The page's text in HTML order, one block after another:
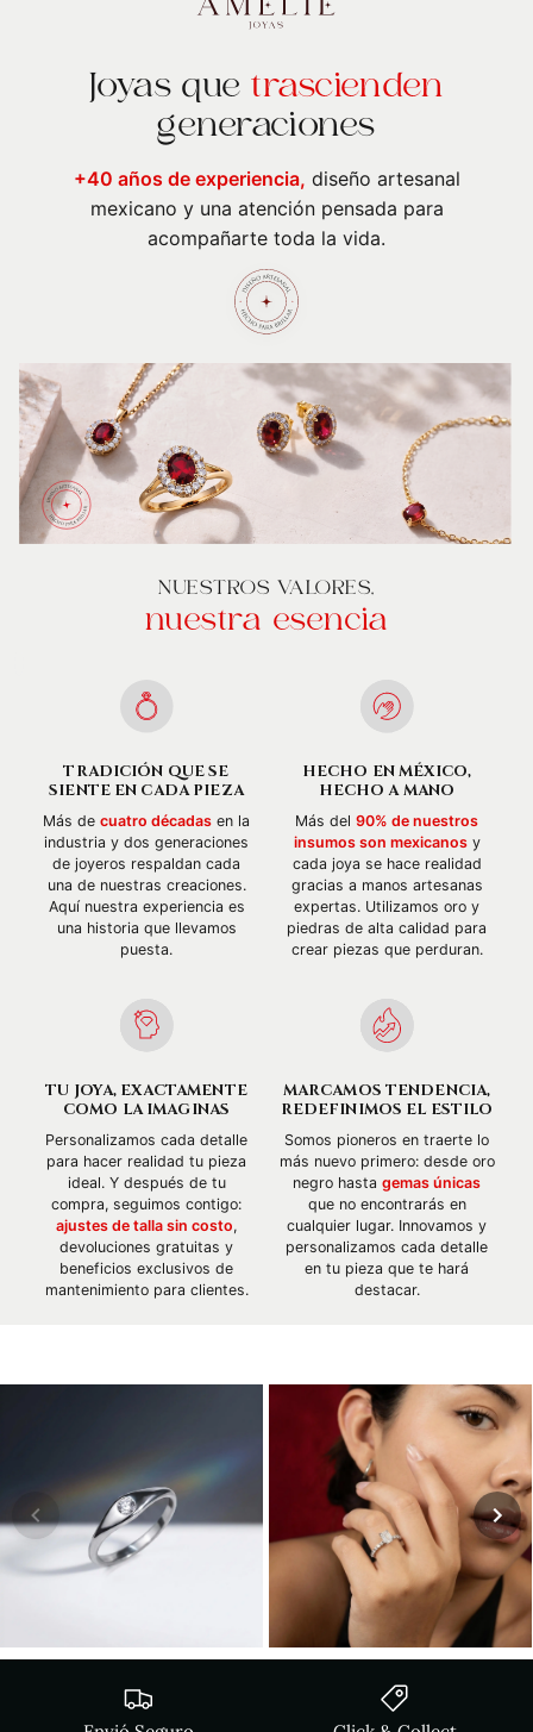
Joyas quetrascienden
generaciones
+40 años de experiencia, diseño artesanal
mexicano y una atención pensada para
acompañarte toda la vida.
NUESTROS VALORES,
nuestra esencia
TRADICIÓN QUE SE
SIENTE EN CADA PIEZA
Más de cuatro décadas en la
industria y dos generaciones
de joyeros respaldan cada
una de nuestras creaciones.
Aquí nuestra experiencia es
una historia que llevamos
puesta.
HECHO EN MÉXICO,
HECHO A MANO
Más del 90% de nuestros
insumos son mexicanosy
cada joya se hace realidad
gracias a manos artesanas
expertas. Utilizamos oro y
piedras de alta calidad para
crear piezas que perduran.
TU JOYA, EXACTAMENTE
COMO LA IMAGINAS
Personalizamos cada detalle
para hacer realidad tu pieza
ideal. Y después de tu
compra, seguimos contigo:
ajustes de talla sin costo,
devoluciones gratuitas y
beneficios exclusivos de
mantenimiento para clientes.
MARCAMOS TENDENCIA,
REDEFINIMOS EL ESTILO
Somos pioneros en traerte lo
más nuevo primero: desde oro
negro hasta gemas únicas
que no encontrarás en
cualquier lugar. Innovamos y
personalizamos cada detalle
en tu pieza que te hará
destacar.